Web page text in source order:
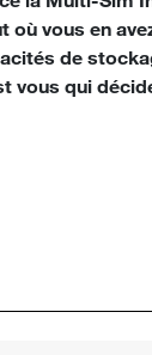
vous en
de
vous qui